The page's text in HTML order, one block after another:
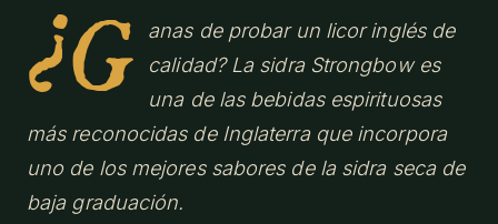
¿G
anas de probar un licor inglés de
calidad? La sidra Strongbow es
una de las bebidas espirituosas
más reconocidas de Inglaterra que incorpora
uno de los mejores sabores de la sidra seca de
baja graduación.